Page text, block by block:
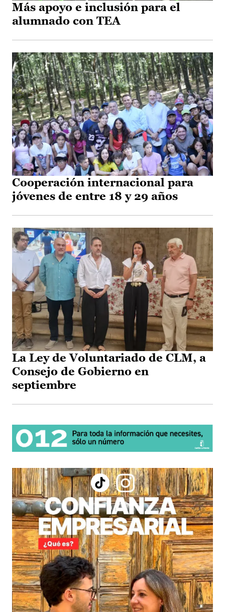
Más apoyo e inclusión para el
alumnado con TEA
Cooperación internacional para
jóvenes de entre 18 y 29 años
La Ley de Voluntariado de CLM, a
Consejo de Gobierno en
septiembre